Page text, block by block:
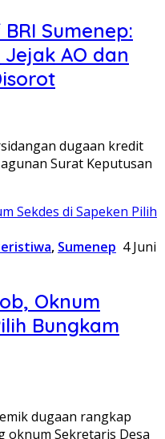
Sumenep:
AO dan
dugaan kredit
Surat Keputusan
, Sumenep 4 Juni
Oknum
Bungkam
dugaan rangkap
oknum Sekretaris Desa